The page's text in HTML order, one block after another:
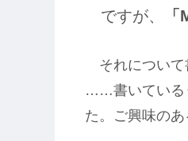
ですが、
それについて
……書いている
た。ご興味のあ